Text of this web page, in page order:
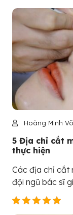
Hoàng Minh Võ
5 Địa chỉ cắt
thực hiện
Các địa chỉ cắt
đội ngũ bác sĩ